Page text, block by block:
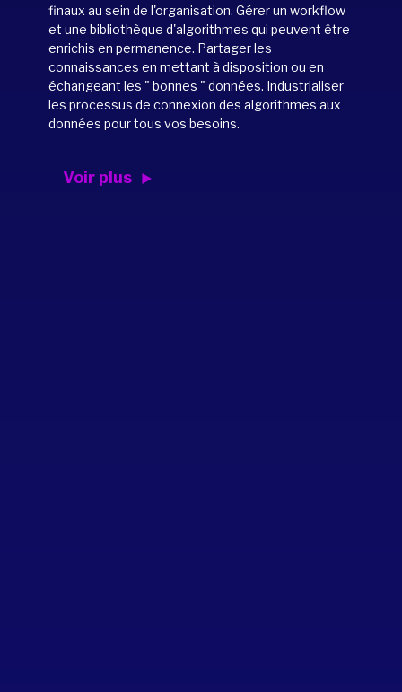
finaux au sein de l'organisation. Gérer un workflow
et une bibliothèque d'algorithmes qui peuvent être
enrichis en permanence. Partager les
connaissances en mettant à disposition ou en
échangeant les " bonnes " données. Industrialiser
les processus de connexion des algorithmes aux
données pour tous vos besoins.
Voir plus